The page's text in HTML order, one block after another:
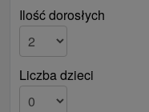
Ilość dorosłych
Liczba dzieci